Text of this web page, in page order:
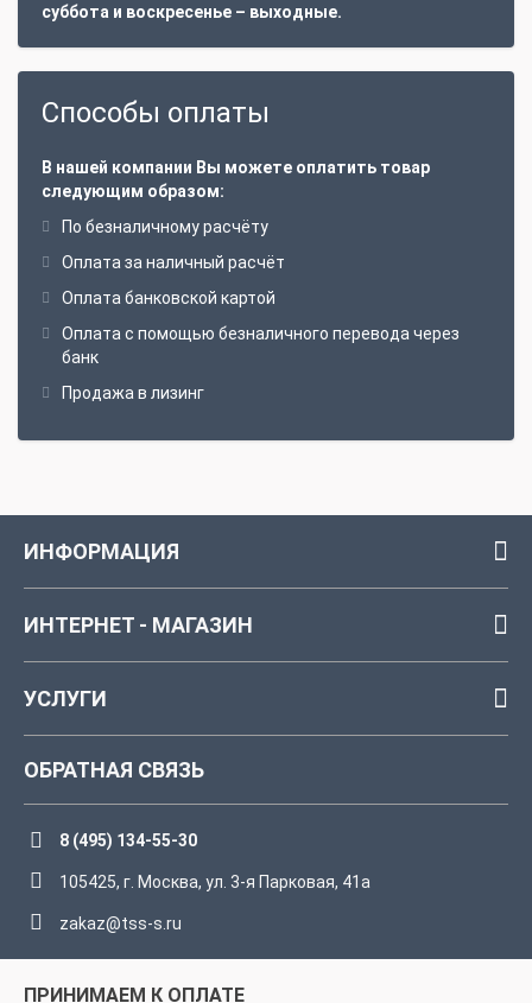
суббота и воскресенье – выходные.
Способы оплаты
В нашей компании Вы можете оплатить товар
следующим образом:
По безналичному расчёту
Оплата за наличный расчёт
Оплата банковской картой
Оплата с помощью безналичного перевода через
банк
Продажа в лизинг
ИНФОРМАЦИЯ
ИНТЕРНЕТ - МАГАЗИН
УСЛУГИ
ОБРАТНАЯ СВЯЗЬ
8 (495) 134-55-30
105425, г. Москва, ул. 3-я Парковая, 41а
zakaz@tss-s.ru
ПРИНИМАЕМ К ОПЛАТЕ